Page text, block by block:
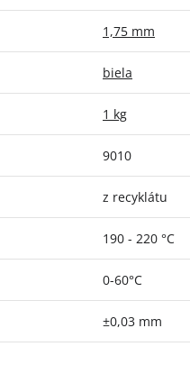
1,75 mm
biela
1 kg
9010
z recyklátu
190 - 220 °C
0-60°C
±0,03 mm